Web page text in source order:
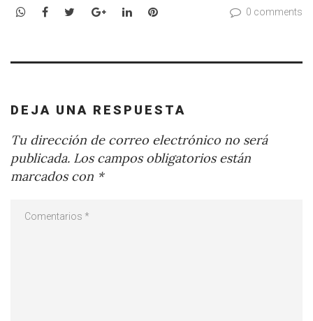
WhatsApp
Facebook
TwitterGoogle+LinkedInPinterest 0 comments
DEJA UNA RESPUESTA
Tu dirección de correo electrónico no será
publicada. Los campos obligatorios están
marcados con *